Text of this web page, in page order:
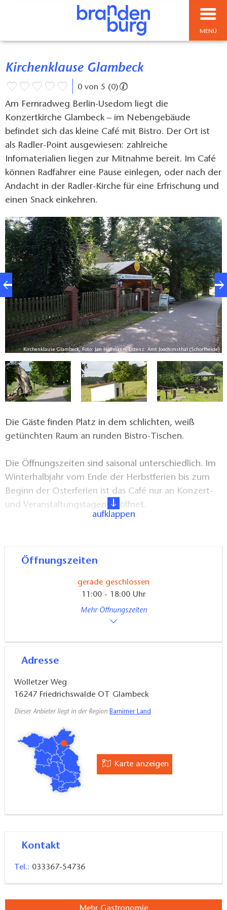
MENÜ
Kirchenklause Glambeck
0 von 5 (0)
Am Fernradweg Berlin-Usedom liegt die
Konzertkirche Glambeck – im Nebengebäude
befindet sich das kleine Café mit Bistro. Der Ort ist
als Radler-Point ausgewiesen: zahlreiche
Infomaterialien liegen zur Mitnahme bereit. Im Café
können Radfahrer eine Pause einlegen, oder nach der
Andacht in der Radler-Kirche für eine Erfrischung und
einen Snack einkehren.
Kirchenklause Glambeck, Foto: Jan Hoffmann, Lizenz: Amt Joachimsthal (Schorfheide)
Die Gäste finden Platz in dem schlichten, weiß
getünchten Raum an runden Bistro-Tischen.
Die Öffnungszeiten sind saisonal unterschiedlich. Im
Winterhalbjahr vom Ende der Herbstferien bis zum
Beginn der Osterferien ist das Café nur an Konzert-
und Veranstaltungstagen geöffnet.
Angebote und Extras:
aufklappen
Öffnungszeiten
gerade geschlossen
11:00 - 18:00 Uhr
Mehr Öffnungszeiten
Adresse
Wolletzer Weg
16247 Friedrichswalde OT Glambeck
Dieser Anbieter liegt in der Region Barnimer Land
Karte anzeigen
Kontakt
Tel.: 033367-54736